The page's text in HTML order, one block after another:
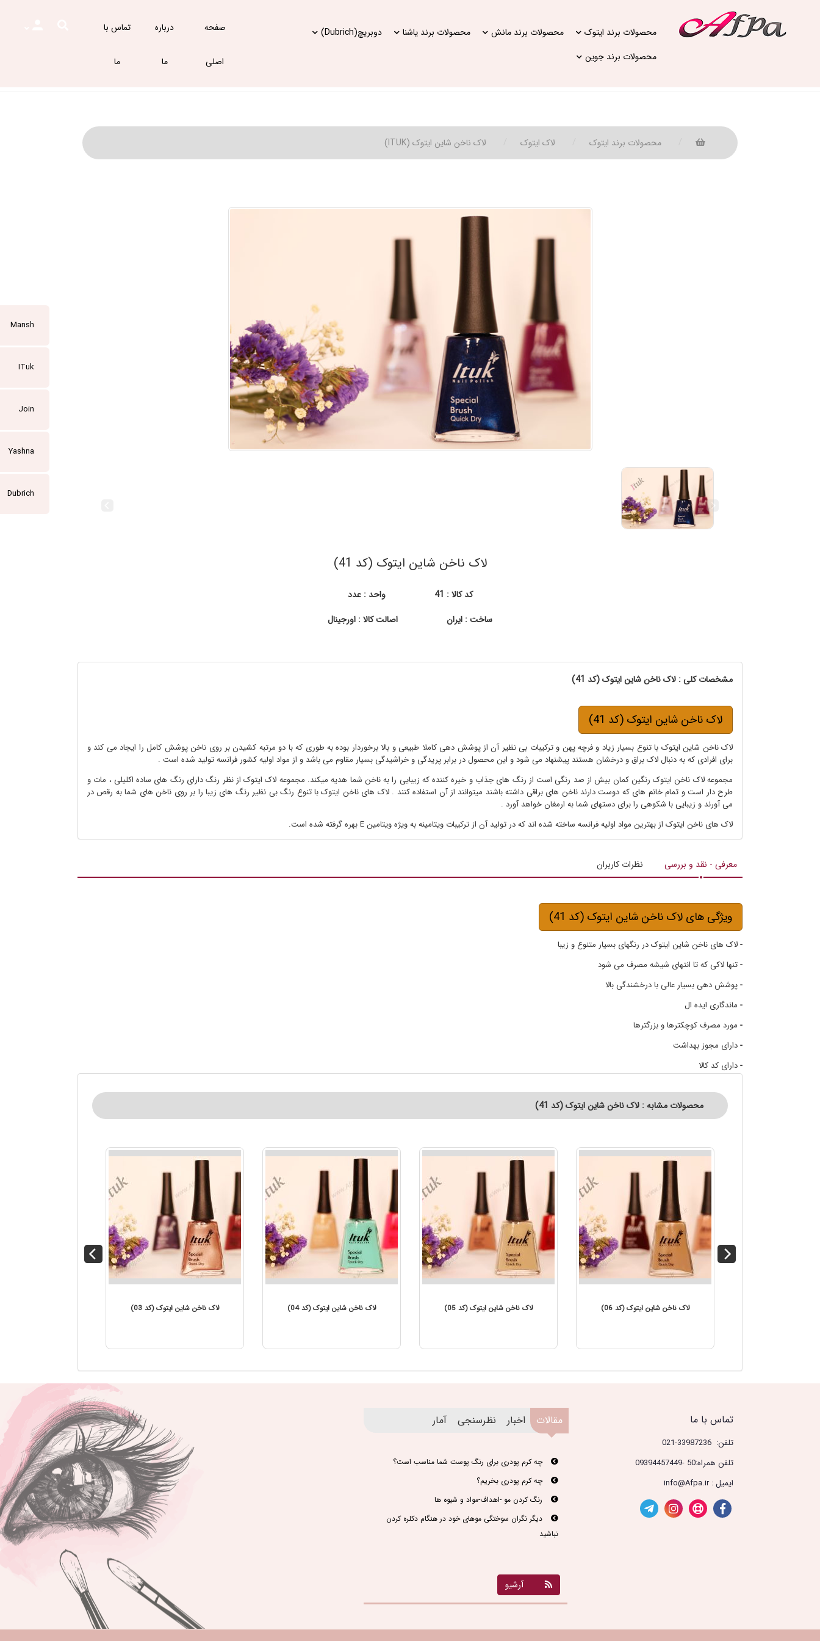
محصولات برند ایتوک محصولات برند مانش محصولات برند یاشنا
دوبریچ(Dubrich)
محصولات برند جوین
صفحه
اصلی
درباره
ما
تماس با
ما
Mansh
ITuk
Join
Yashna
Dubrich
محصولات برند ایتوک لاک ایتوک لاک ناخن شاین ایتوک (ITUK)
لاک ناخن شاین ایتوک (کد 41)
کد کالا : 41
واحد : عدد
ساخت : ایران
اصالت کالا : اورجینال
مشخصات کلی : لاک ناخن شاین ایتوک (کد 41)
لاک ناخن شاین ایتوک (کد 41)
لاک ناخن شاین ایتوک با تنوع بسیار زیاد و فرچه پهن و ترکیبات بی نظیر آن از پوشش دهی کاملا طبیعی و بالا برخوردار بوده به طوری که با دو مرتبه کشیدن بر روی ناخن پوشش کامل را ایجاد می کند و
برای افرادی که به دنبال لاک براق و درخشان هستند پیشنهاد می شود و این محصول در برابر پریدگی و خراشیدگی بسیار مقاوم می باشد و از مواد اولیه کشور فرانسه تولید شده است .
مجموعه لاک ناخن ایتوک رنگین کمان بیش از صد رنگی است از رنگ های جذاب و خیره کننده که زیبایی را به ناخن شما هدیه میکند. مجموعه لاک ایتوک از نظر رنگ دارای رنگ های ساده اکلیلی ، مات و
طرح دار است و تمام خانم های که دوست دارند ناخن های براقی داشته باشند میتوانند از آن استفاده کنند . لاک های ناخن ایتوک با تنوع رنگ بی نظیر رنگ های زیبا را بر روی ناخن های شما به رقص در
می آورند و زیبایی با شکوهی را برای دستهای شما به ارمغان خواهد آورد .
لاک های ناخن ایتوک از بهترین مواد اولیه فرانسه ساخته شده اند که در تولید آن از ترکیبات ویتامینه به ویژه ویتامین E بهره گرفته شده است.
معرفی - نقد و بررسی نظرات کاربران
ویژگی های لاک ناخن شاین ایتوک (کد 41)
-لاک های ناخن شاین ایتوک در رنگهای بسیار متنوع و زیبا
-تنها لاکی که تا انتهای شیشه مصرف می شود
-پوشش دهی بسیار عالی با درخشندگی بالا
- ماندگاری ایده ال
- مورد مصرف کوچکترها و بزرگترها
-دارای مجوز بهداشت
-دارای کد کالا
محصولات مشابه : لاک ناخن شاین ایتوک (کد 41)
لاک ناخن شاین ایتوک (کد 03) لاک ناخن شاین ایتوک (کد 04) لاک ناخن شاین ایتوک (کد 05) لاک ناخن شاین ایتوک (کد 06)
تماس با ما
تلفن: 33987236-021
تلفن همراه:50 -09394457449
ایمیل : info@Afpa.ir
مقالات اخبار نظرسنجی آمار
چه کرم پودری برای رنگ پوست شما مناسب است؟
چه کرم پودری بخریم؟
رنگ کردن مو -اهداف-مواد و شیوه ها
دیگر نگران سوختگی موهای خود در هنگام دکلره کردن
نباشید
آرشیو